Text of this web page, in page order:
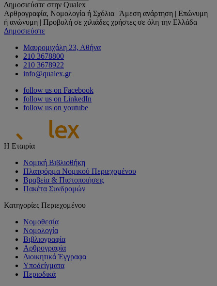
Δημοσιεύστε στην Qualex
Αρθρογραφία, Νομολογία ή Σχόλια | Άμεση ανάρτηση | Επώνυμη
ή ανώνυμη | Προβολή σε χιλιάδες χρήστες σε όλη την Ελλάδα
Δημοσιεύστε
Μαυρομιχάλη 23, Αθήνα
210 3678800
210 3678922
info@qualex.gr
follow us on Facebook
follow us on LinkedIn
follow us on youtube
Η Εταιρία
Νομική Βιβλιοθήκη
Πλατφόρμα Νομικού Περιεχομένου
Βραβεία & Πιστοποιήσεις
Πακέτα Συνδρομών
Κατηγορίες Περιεχομένου
Νομοθεσία
Νομολογία
Βιβλιογραφία
Αρθρογραφία
Διοικητικά Έγγραφα
Υποδείγματα
Περιοδικά